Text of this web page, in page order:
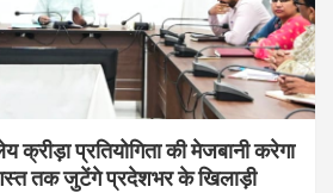
क्रीड़ा प्रतियोगिता की मेजबानी करेगा
तक जुटेंगे प्रदेशभर के खिलाड़ी